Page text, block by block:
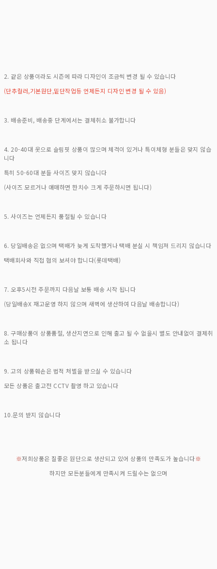
2. 같은 상품이라도 시즌에 따라 디자인이 조금씩 변경 될 수 있습니다
(단추컬러,기본원단,밑단작업등 언제든지 디자인 변경 될 수 있음)
3. 배송준비, 배송중 단계에서는 결체취소 불가합니다
4. 20-40대 옷으로 슬림핏 상품이 많으며 체격이 있거나 특이체형 분들은 맞지 않습
니다
특히 50-60대 분들 사이즈 맞지 않습니다
(사이즈 모르거나 애매하면 한치수 크게 주문하시면 됩니다)
5. 사이즈는 언제든지 품절될 수 있습니다
6. 당일배송은 없으며 택배가 늦게 도착했거나 택배 분실 시 책임져 드리지 않습니다
택배회사와 직접 협의 보셔야 합니다(롯데택배)
7. 오후5시전 주문까지 다음날 보통 배송 시작 됩니다
(당일배송X 재고운영 하지 않으며 새벽에 생산하여 다음날 배송합니다)
8. 구매상품이 상품품절, 생산지연으로 인해 출고 될 수 없을시 별도 안내없이 결제취
소 됩니다
9. 고의 상품훼손은 법적 처벌을 받으실 수 있습니다
모든 상품은 출고전 CCTV 촬영 하고 있습니다
10.문의 받지 않습니다
※저희상품은 질좋은 원단으로 생산되고 있어 상품의 만족도가 높습니다※
하지만 모든분들에게 만족시켜 드릴수는 없으며